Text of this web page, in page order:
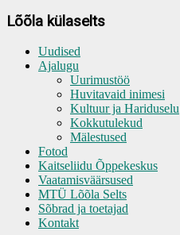
Lõõla külaselts
Uudised
Ajalugu
Uurimustöö
Huvitavaid inimesi
Kultuur ja Hariduselu
Kokkutulekud
Mälestused
Fotod
Kaitseliidu Õppekeskus
Vaatamisväärsused
MTÜ Lõõla Selts
Sõbrad ja toetajad
Kontakt